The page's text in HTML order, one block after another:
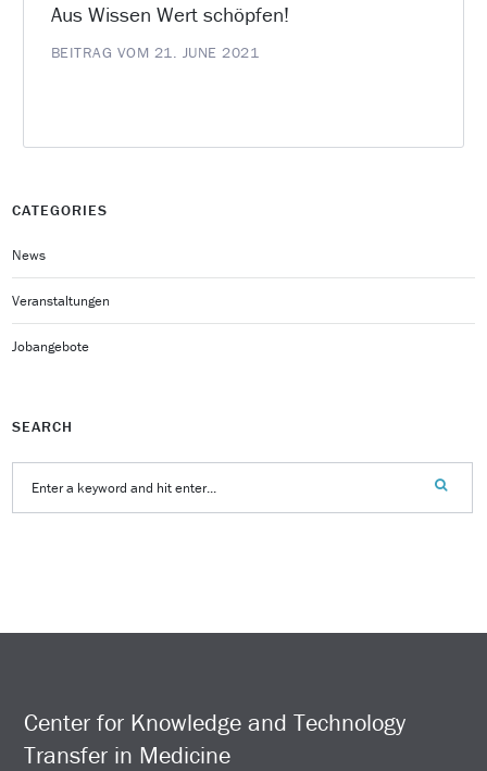
Aus Wissen Wert schöpfen!
BEITRAG VOM 21. JUNE 2021
CATEGORIES
News
Veranstaltungen
Jobangebote
SEARCH
Center for Knowledge and Technology
Transfer in Medicine